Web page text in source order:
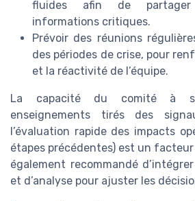
fluides afin de partager
informations critiques.
Prévoir des réunions
des périodes de crise, pour
et la réactivité de l’équipe.
La capacité du comité à
enseignements tirés des
l’évaluation rapide des impacts
étapes précédentes) est un
également recommandé
et d’analyse pour ajuster les